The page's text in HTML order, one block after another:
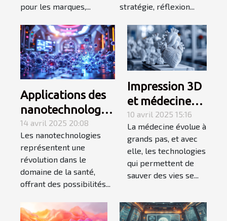
pour les marques,...
stratégie, réflexion...
Applications des
nanotechnologies
en santé
avancées
prometteuses et
controverses
éthiques
14 avril 2025 20:08
Les nanotechnologies
représentent une
révolution dans le
domaine de la santé,
offrant des possibilités...
Impression 3D
et médecine
personnalisée
comment
l'impression
d'organes
change les
10 avril 2025 15:16
La médecine évolue à
grands pas, et avec
elle, les technologies
qui permettent de
sauver des vies se...